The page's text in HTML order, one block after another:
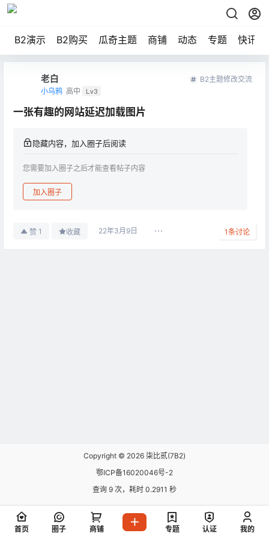
B2演示 B2购买 瓜奇主题 商铺 动态 专题 快讯
老白
小乌鸦 高中 Lv3
B2主题修改交流
一张有趣的网站延迟加载图片
隐藏内容，加入圈子后阅读
您需要加入圈子之后才能查看帖子内容
加入圈子
赞 1 收藏 22年3月9日 1条讨论
Copyright © 2026 柒比贰(7B2)
鄂ICP备16020046号-2
查询 9 次，耗时 0.2911 秒
首页 圈子 商铺 专题 认证 我的